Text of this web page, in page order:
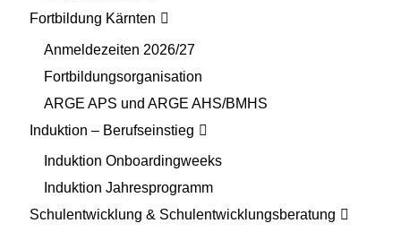
Fortbildung Kärnten
Anmeldezeiten 2026/27
Fortbildungsorganisation
ARGE APS und ARGE AHS/BMHS
Induktion – Berufseinstieg
Induktion Onboardingweeks
Induktion Jahresprogramm
Schulentwicklung & Schulentwicklungsberatung